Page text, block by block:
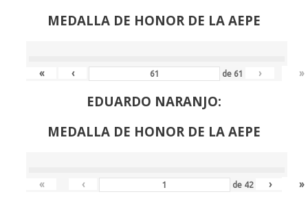
MEDALLA DE HONOR DE LA AEPE
« ‹ de 61 › »
EDUARDO NARANJO:
MEDALLA DE HONOR DE LA AEPE
« ‹ de 42 › »